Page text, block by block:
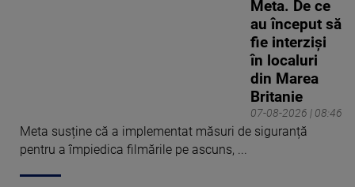
07-08-2026 | 08:46
Meta. De ce
au început să
fie interziși
în localuri
din Marea
Britanie
Meta susține că a implementat măsuri de siguranță
pentru a împiedica filmările pe ascuns, ...